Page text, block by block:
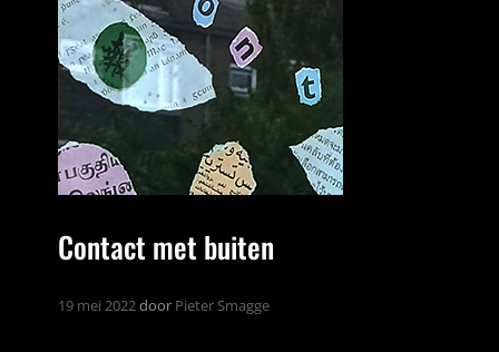
Contact met buiten
19 mei 2022door Pieter Smagge